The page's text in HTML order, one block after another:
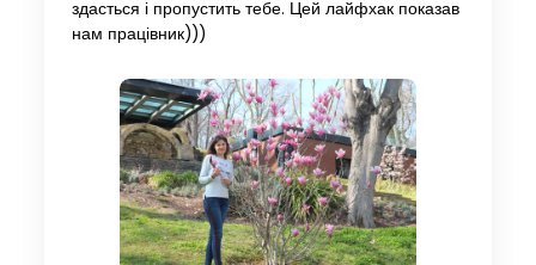
здасться і пропустить тебе. Цей лайфхак показав
нам працівник)))